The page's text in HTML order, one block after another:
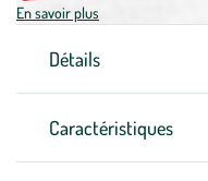
En savoir plus
Détails
Caractéristiques